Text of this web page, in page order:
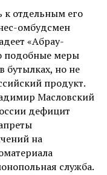
к отдельным его
омбудсмен
«Абрау-
подобные меры
бутылках, но не
продукт.
Масловский
дефицит
на
служба.